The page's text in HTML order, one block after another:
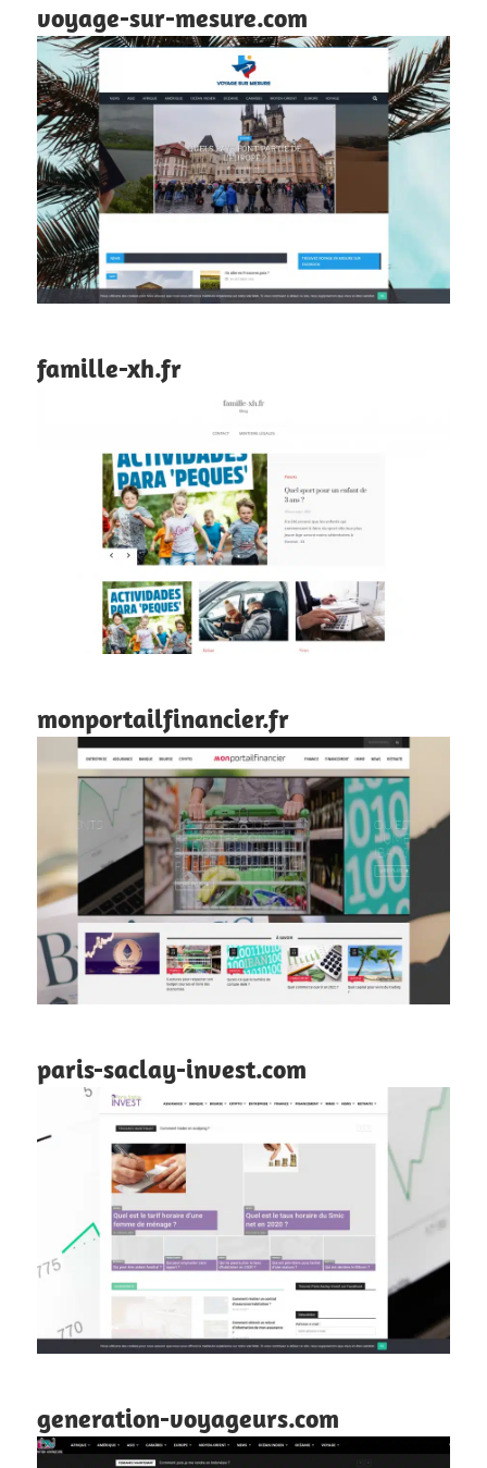
voyage-sur-mesure.com
famille-xh.fr
monportailfinancier.fr
paris-saclay-invest.com
generation-voyageurs.com